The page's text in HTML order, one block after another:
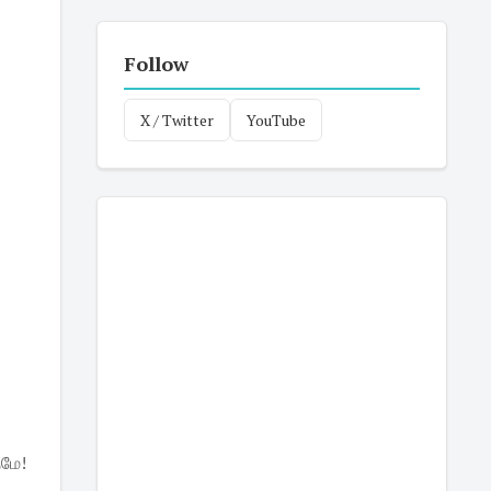
Follow
X / Twitter YouTube